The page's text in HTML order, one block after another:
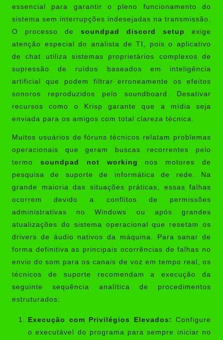
essencial para garantir o pleno funcionamento do
sistema sem interrupções indesejadas na transmissão.
O processo de soundpad discord setup
exige
atenção especial do analista de TI, pois o aplicativo
de chat utiliza sistemas proprietários complexos de
supressão de ruídos baseados em inteligência
artificial que podem filtrar erroneamente os efeitos
sonoros reproduzidos pelo soundboard. Desativar
recursos como o Krisp garante que a mídia seja
enviada para os amigos com total clareza técnica.
Muitos usuários de fóruns técnicos relatam problemas
operacionais que geram buscas recorrentes pelo
termo soundpad not working
nos motores de
pesquisa de suporte de informática de rede. Na
grande maioria das situações práticas, essas falhas
ocorrem devido a conflitos de permissões
administrativas no Windows ou após grandes
atualizações do sistema operacional que resetam os
drivers de áudio nativos da máquina. Para sanar de
forma definitiva as principais ocorrências de falhas no
envio do som para os canais de voz em tempo real, os
técnicos de suporte recomendam a execução da
seguinte sequência analítica de procedimentos
estruturados:
Execução com Privilégios Elevados: Configure
o executável do programa para sempre iniciar no